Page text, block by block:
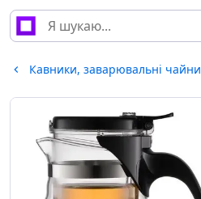
Кавники, заварювальні